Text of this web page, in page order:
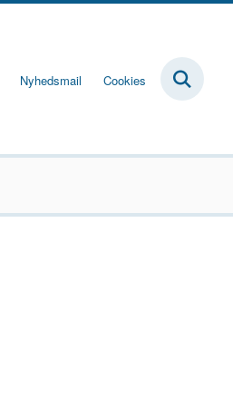
Nyhedsmail Cookies